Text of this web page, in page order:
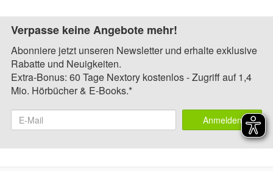
Verpasse keine Angebote mehr!
Abonniere jetzt unseren Newsletter und erhalte exklusive
Rabatte und Neuigkeiten.
Extra-Bonus: 60 Tage Nextory kostenlos - Zugriff auf 1,4
Mio. Hörbücher & E-Books.*
Anmelden